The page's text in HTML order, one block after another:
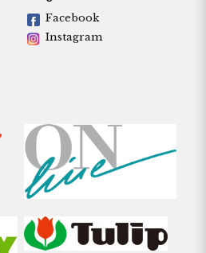
Facebook
Instagram